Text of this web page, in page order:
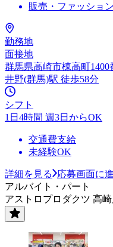
販売・ファッショ
勤務地
面接地
群馬県高崎市棟高町
井野(群馬)駅 徒歩58分
シフト
1日4時間 週3日からOK
交通費支給
未経験OK
詳細を見る
応募画面に
アルバイト・パート
アストロプロダクツ 高